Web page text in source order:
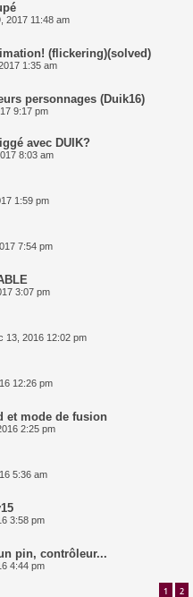
2017 11:48 am
(flickering)(solved)
1:35 am
personnages (Duik16)
9:17 pm
avec DUIK?
8:03 am
1:59 pm
7:54 pm
3:07 pm
13, 2016 12:02 pm
12:26 pm
et mode de fusion
2:25 pm
5:36 am
3:58 pm
pin, contrôleur...
4:44 pm
1 2